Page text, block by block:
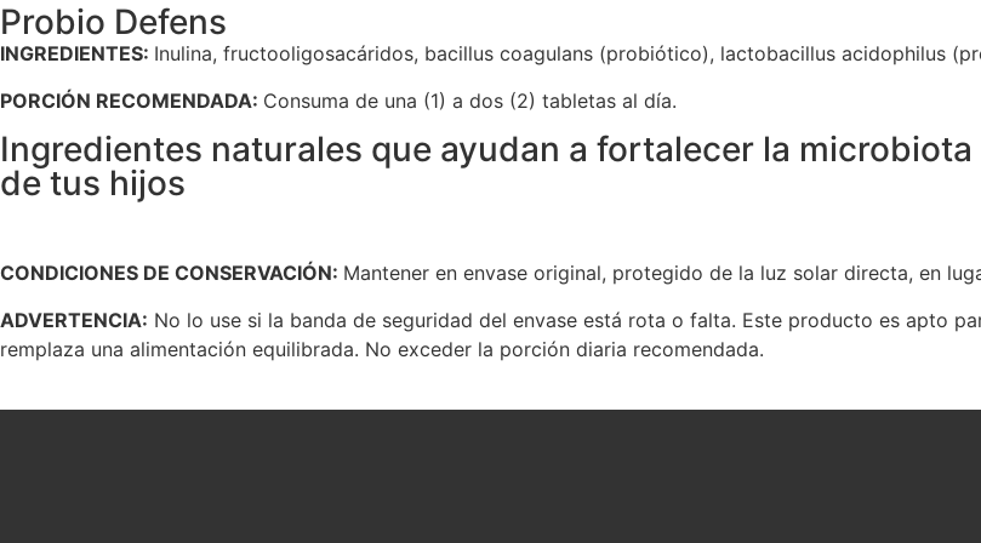
Probio Defens
INGREDIENTES: Inulina, fructooligosacáridos, bacillus coagulans (probiótico), lactobacillus acidophilus
PORCIÓN RECOMENDADA: Consuma de una (1) a dos (2) tabletas al día.
Ingredientes naturales que ayudan a fortalecer la
de tus hijos
CONDICIONES DE CONSERVACIÓN: Mantener en envase original, protegido de la luz solar directa, en
ADVERTENCIA: No lo use si la banda de seguridad del envase está rota o falta. Este producto es apto
remplaza una alimentación equilibrada. No exceder la porción diaria recomendada.